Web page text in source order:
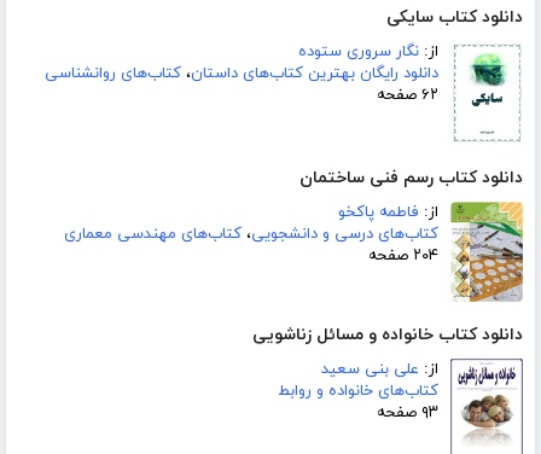
دانلود کتاب سایکی
از: نگار سروری ستوده
دانلود رایگان بهترین کتاب‌های داستان، کتاب‌های روانشناسی
۶۲ صفحه
دانلود کتاب رسم فنی ساختمان
از: فاطمه پاکخو
کتاب‌های درسی و دانشجویی، کتاب‌های مهندسی معماری
۲۰۴ صفحه
دانلود کتاب خانواده و مسائل زناشویی
از: علی بنی سعید
کتاب‌های خانواده و روابط
۹۳ صفحه